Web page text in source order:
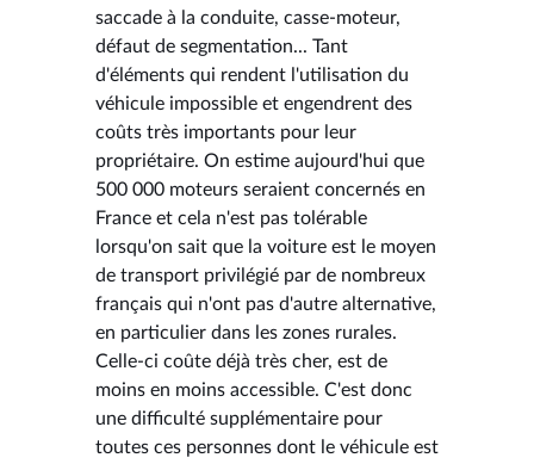
saccade à la conduite, casse-moteur,
défaut de segmentation... Tant
d'éléments qui rendent l'utilisation du
véhicule impossible et engendrent des
coûts très importants pour leur
propriétaire. On estime aujourd'hui que
500 000 moteurs seraient concernés en
France et cela n'est pas tolérable
lorsqu'on sait que la voiture est le moyen
de transport privilégié par de nombreux
français qui n'ont pas d'autre alternative,
en particulier dans les zones rurales.
Celle-ci coûte déjà très cher, est de
moins en moins accessible. C'est donc
une difficulté supplémentaire pour
toutes ces personnes dont le véhicule est